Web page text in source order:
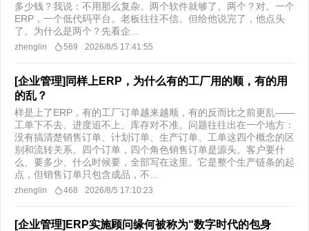
多少钱？我说：不用那么复杂。两个软件就够了。两个？对。一个
ERP，一个低代码平台。老板往往不信。但给他说完了，他点头
了。为什么是两个？先看企...
zhenglin 569 2026/8/5 17:41:55
[企业管理]同样上ERP，为什么有的工厂用的顺，有的用
的乱？
样是上了ERP，有的工厂订单越来越顺，有的反而比之前更乱——
工单下不去、进度追不上、库存对不准。问题往往出在一个地方：
没有搞清楚销售订单、计划订单、生产订单、工单这四个概念的区
别和流转关系。​四个订单，四个角色销售订单是源头。客户要什
么、要多少、什么时候要，全部写在这里。它是整个生产链条的起
点，但销售订单只包含成品，不...
zhenglin 468 2026/8/5 17:10:23
[企业管理]ERP实施顾问缘何被称为“数字时代的包身